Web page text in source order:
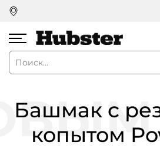
Башмак с
копытом